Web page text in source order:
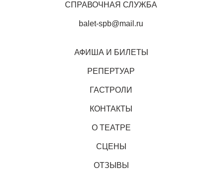
АФИША И БИЛЕТЫ
РЕПЕРТУАР
ГАСТРОЛИ
КОНТАКТЫ
О ТЕАТРЕ
СЦЕНЫ
ОТЗЫВЫ
СПРАВОЧНАЯ СЛУЖБА
balet-spb@mail.ru